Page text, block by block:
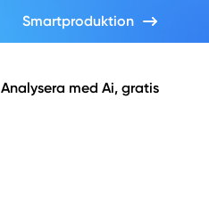
Smartproduktion
Analysera med Ai, gratis